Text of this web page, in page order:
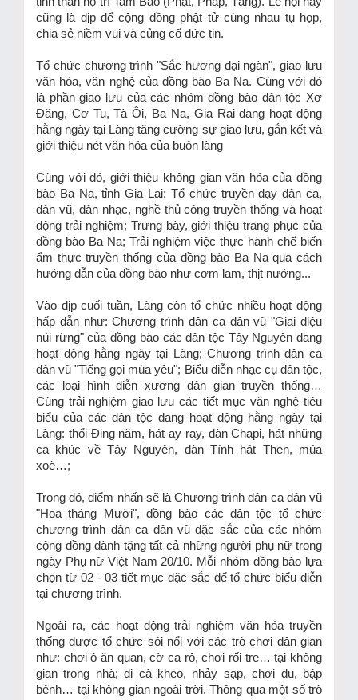
cũng là dịp để cộng đồng phật tử cùng nhau tụ họp,
chia sẻ niềm vui và củng cố đức tin.
Tổ chức chương trình "Sắc hương đại ngàn", giao lưu
văn hóa, văn nghệ của đồng bào Ba Na. Cùng với đó
là phần giao lưu của các nhóm đồng bào dân tộc Xơ
Đăng, Cơ Tu, Tà Ôi, Ba Na, Gia Rai đang hoạt động
hằng ngày tại Làng tăng cường sự giao lưu, gắn kết và
giới thiệu nét văn hóa của buôn làng
Cùng với đó, giới thiệu không gian văn hóa của đồng
bào Ba Na, tỉnh Gia Lai: Tổ chức truyền dạy dân ca,
dân vũ, dân nhạc, nghề thủ công truyền thống và hoạt
động trải nghiệm; Trưng bày, giới thiệu trang phục của
đồng bào Ba Na; Trải nghiệm việc thực hành chế biến
ẩm thực truyền thống của đồng bào Ba Na qua cách
hướng dẫn của đồng bào như cơm lam, thịt nướng...
Vào dịp cuối tuần, Làng còn tổ chức nhiều hoạt động
hấp dẫn như: Chương trình dân ca dân vũ "Giai điệu
núi rừng" của đồng bào các dân tộc Tây Nguyên đang
hoạt động hằng ngày tại Làng; Chương trình dân ca
dân vũ "Tiếng gọi mùa yêu"; Biểu diễn nhạc cụ dân tộc,
các loại hình diễn xương dân gian truyền thống…
Cùng trải nghiệm giao lưu các tiết mục văn nghệ tiêu
biểu của các dân tộc đang hoạt động hằng ngày tại
Làng: thổi Đing năm, hát ay ray, đàn Chapi, hát những
ca khúc về Tây Nguyên, đàn Tính hát Then, múa
xoè…;
Trong đó, điểm nhấn sẽ là Chương trình dân ca dân vũ
"Hoa tháng Mười", đồng bào các dân tộc tổ chức
chương trình dân ca dân vũ đặc sắc của các nhóm
cộng đồng dành tặng tất cả những người phụ nữ trong
ngày Phụ nữ Việt Nam 20/10. Mỗi nhóm đồng bào lựa
chọn từ 02 - 03 tiết mục đặc sắc để tổ chức biểu diễn
tại chương trình.
Ngoài ra, các hoạt động trải nghiệm văn hóa truyền
thống được tổ chức sôi nổi với các trò chơi dân gian
như: chơi ô ăn quan, cờ ca rô, chơi rối tre… tại không
gian trong nhà; đi cà kheo, nhảy sạp, chơi đu, bập
bênh… tại không gian ngoài trời. Thông qua một số trò